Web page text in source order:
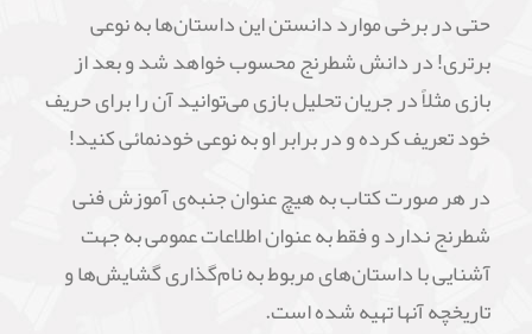
حتی در برخی موارد دانستن این داستان‌ها به نوعی
برتری! در دانش شطرنج محسوب خواهد شد و بعد از
بازی مثلاً در جریان تحلیل بازی می‌توانید آن را برای حریف
خود تعریف کرده و در برابر او به نوعی خودنمائی کنید!
در هر صورت کتاب به هیچ عنوان جنبه‌ی آموزش فنی
شطرنج ندارد و فقط به عنوان اطلاعات عمومی به جهت
آشنایی با داستان‌های مربوط به نام‌گذاری گشایش‌ها و
تاریخچه آنها تهیه شده است.